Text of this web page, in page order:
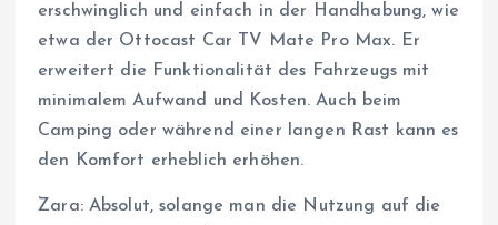
erschwinglich und einfach in der Handhabung, wie
etwa der Ottocast Car TV Mate Pro Max. Er
erweitert die Funktionalität des Fahrzeugs mit
minimalem Aufwand und Kosten. Auch beim
Camping oder während einer langen Rast kann es
den Komfort erheblich erhöhen.
Zara: Absolut, solange man die Nutzung auf die